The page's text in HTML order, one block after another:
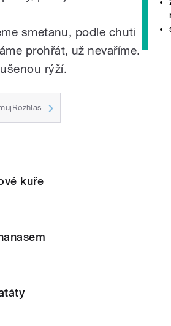
smetanu, podle chuti
prohřát, už nevaříme.
rýží.
kuře